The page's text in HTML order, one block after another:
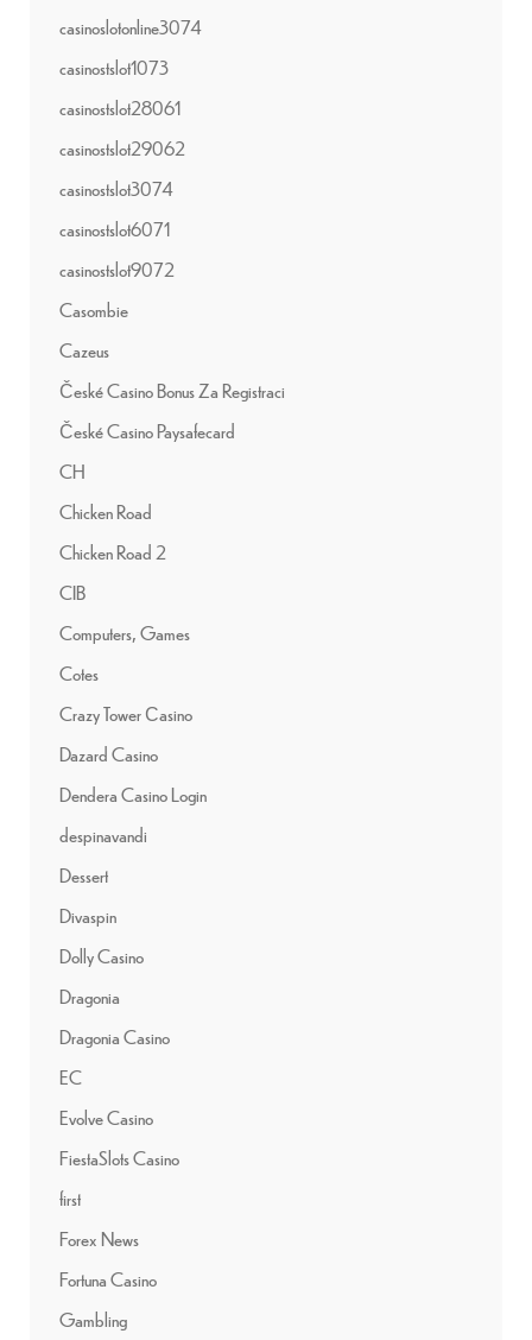
casinoslotonline3074
casinostslot1073
casinostslot28061
casinostslot29062
casinostslot3074
casinostslot6071
casinostslot9072
Casombie
Cazeus
České Casino Bonus Za Registraci
České Casino Paysafecard
CH
Chicken Road
Chicken Road 2
CIB
Computers, Games
Cotes
Crazy Tower Сasino
Dazard Casino
Dendera Casino Login
despinavandi
Dessert
Divaspin
Dolly Casino
Dragonia
Dragonia Casino
EC
Evolve Casino
FiestaSlots Casino
first
Forex News
Fortuna Casino
Gambling